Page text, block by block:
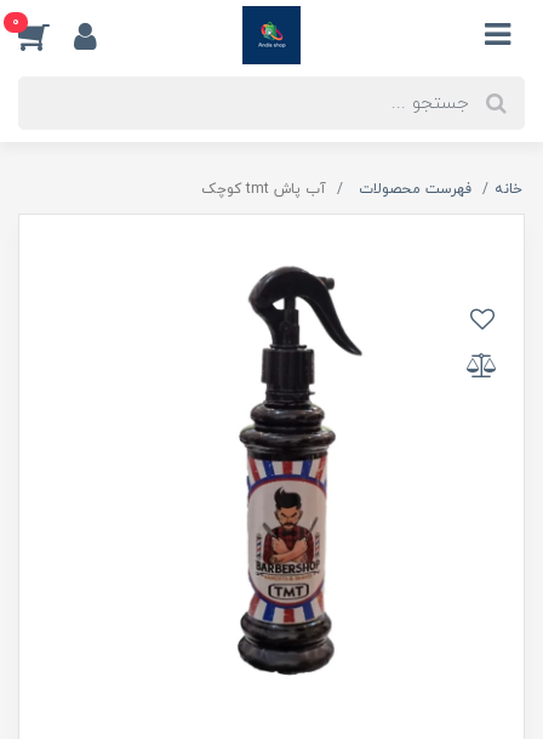
0
خانه فهرست محصولات آب پاش tmt کوچک